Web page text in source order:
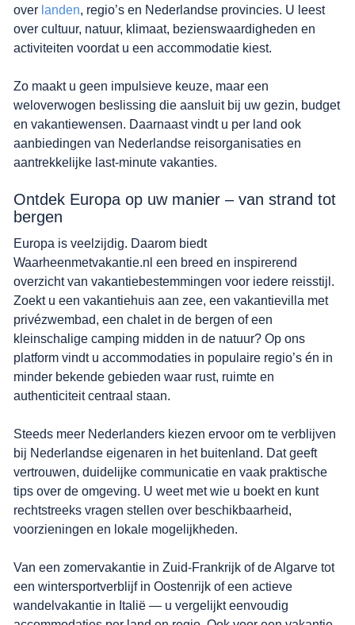
over landen, regio’s en Nederlandse provincies. U leest
over cultuur, natuur, klimaat, bezienswaardigheden en
activiteiten voordat u een accommodatie kiest.
Zo maakt u geen impulsieve keuze, maar een
weloverwogen beslissing die aansluit bij uw gezin, budget
en vakantiewensen. Daarnaast vindt u per land ook
aanbiedingen van Nederlandse reisorganisaties en
aantrekkelijke last-minute vakanties.
Ontdek Europa op uw manier – van strand tot
bergen
Europa is veelzijdig. Daarom biedt
Waarheenmetvakantie.nl een breed en inspirerend
overzicht van vakantiebestemmingen voor iedere reisstijl.
Zoekt u een vakantiehuis aan zee, een vakantievilla met
privézwembad, een chalet in de bergen of een
kleinschalige camping midden in de natuur? Op ons
platform vindt u accommodaties in populaire regio’s én in
minder bekende gebieden waar rust, ruimte en
authenticiteit centraal staan.
Steeds meer Nederlanders kiezen ervoor om te verblijven
bij Nederlandse eigenaren in het buitenland. Dat geeft
vertrouwen, duidelijke communicatie en vaak praktische
tips over de omgeving. U weet met wie u boekt en kunt
rechtstreeks vragen stellen over beschikbaarheid,
voorzieningen en lokale mogelijkheden.
Van een zomervakantie in Zuid-Frankrijk of de Algarve tot
een wintersportverblijf in Oostenrijk of een actieve
wandelvakantie in Italië — u vergelijkt eenvoudig